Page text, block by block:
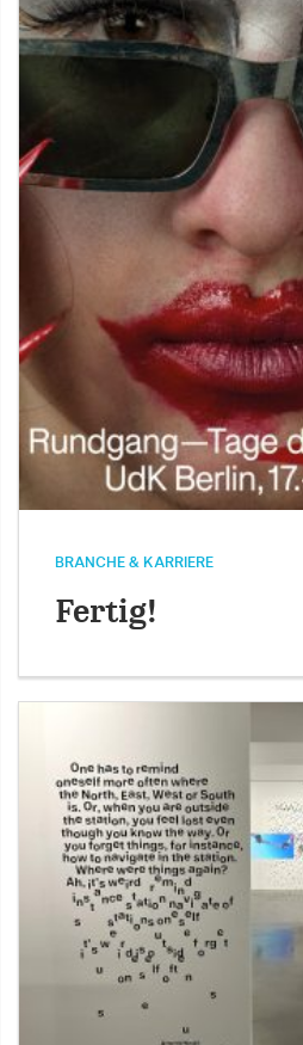
BRANCHE & KARRIERE
Fertig!